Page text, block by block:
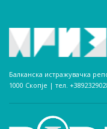
Балканска истражувачка
1000 Скопје | тел.